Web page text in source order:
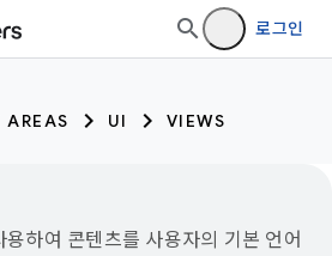
로그인
AREAS UI VIEWS
하여 콘텐츠를 사용자의 기본 언어